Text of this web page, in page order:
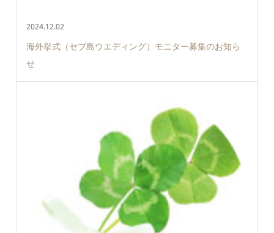
2024.12.02
海外挙式（セブ島ウエディング）モニター募集のお知ら
せ